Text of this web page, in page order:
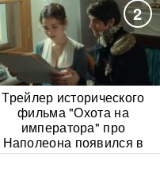
2
Трейлер исторического
фильма "Охота на
императора" про
Наполеона появился в
Сети